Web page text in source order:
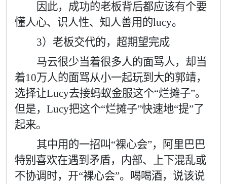
因此，成功的老板背后都应该有个要
懂人心、识人性、知人善用的lucy。
3）老板交代的，超期望完成
马云很少当着很多人的面骂人，却当
着10万人的面骂从小一起玩到大的郭靖，
选择让Lucy去接蚂蚁金服这个“烂摊子”。
但是， Lucy把这个“烂摊子”快速地“提”了
起来。
其中用的一招叫“裸心会”，阿里巴巴
特别喜欢在遇到矛盾，内部、上下混乱或
不协调时，开“裸心会”。喝喝酒，说该说